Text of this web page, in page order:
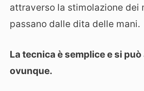
attraverso la stimolazione dei
passano dalle dita delle mani.
La tecnica è semplice e si
ovunque.